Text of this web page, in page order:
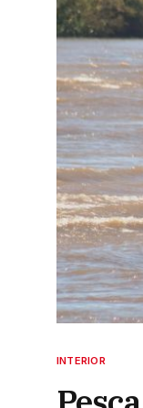
INTERIOR